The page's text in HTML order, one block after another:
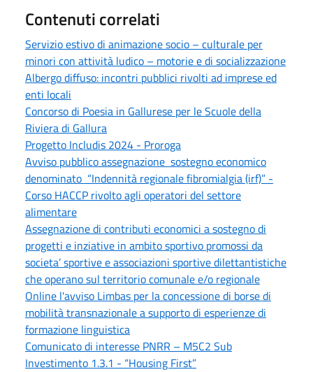
Contenuti correlati
Servizio estivo di animazione socio – culturale per
minori con attività ludico – motorie e di socializzazione
Albergo diffuso: incontri pubblici rivolti ad imprese ed
enti locali
Concorso di Poesia in Gallurese per le Scuole della
Riviera di Gallura
Progetto Includis 2024 - Proroga
Avviso pubblico assegnazione sostegno economico
denominato “Indennità regionale fibromialgia (irf)” -
Corso HACCP rivolto agli operatori del settore
alimentare
Assegnazione di contributi economici a sostegno di
progetti e inziative in ambito sportivo promossi da
societa’ sportive e associazioni sportive dilettantistiche
che operano sul territorio comunale e/o regionale
Online l'avviso Limbas per la concessione di borse di
mobilità transnazionale a supporto di esperienze di
formazione linguistica
Comunicato di interesse PNRR – M5C2 Sub
Investimento 1.3.1 - “Housing First”